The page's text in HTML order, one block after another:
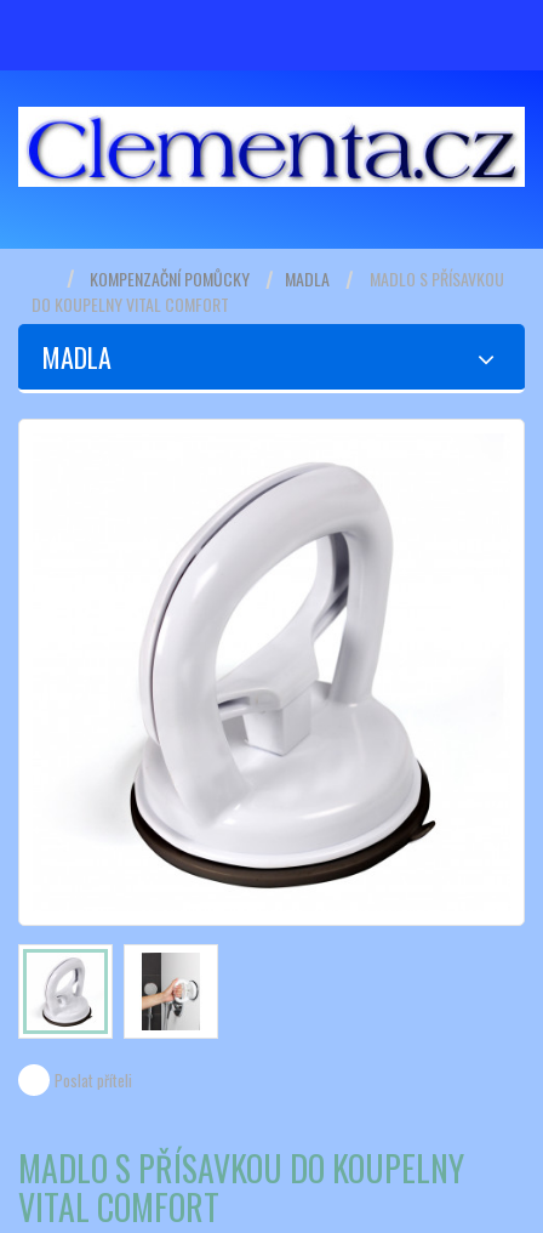
KOMPENZAČNÍ POMŮCKY MADLA
MADLO S PŘÍSAVKOU
DO KOUPELNY VITAL COMFORT
MADLA
Poslat příteli
MADLO S PŘÍSAVKOU DO KOUPELNY
VITAL COMFORT